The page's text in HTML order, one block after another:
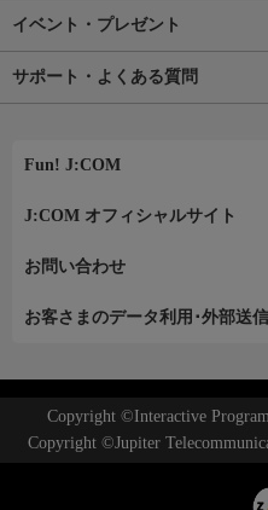
イベント・プレゼント
サポート・よくある質問
Fun! J:COM
J:COM オフィシャルサイト
お問い合わせ
お客さまのデータ利用･外部送
Copyright ©Interactive
Copyright ©Jupiter